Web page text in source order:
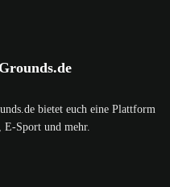
bietet euch eine Plattform
Sport und mehr.